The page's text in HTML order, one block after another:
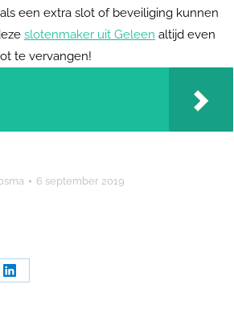
een extra slot of beveiliging kunnen
slotenmaker uit Geleen altijd even
te vervangen!
6 september 2019
Share